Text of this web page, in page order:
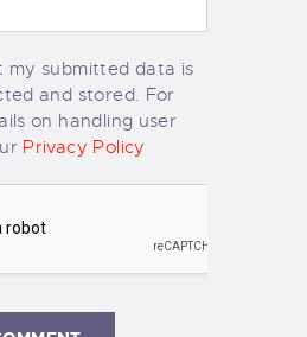
my submitted data is
and stored. For
on handling user
Privacy Policy